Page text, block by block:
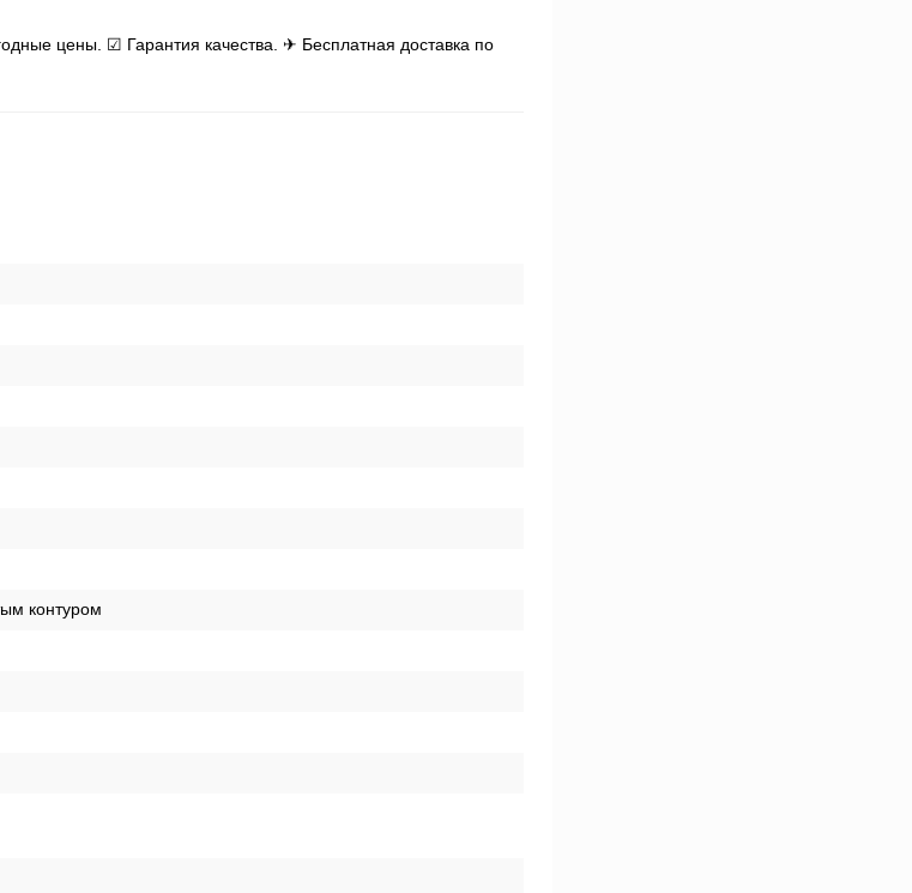
цены. ☑ Гарантия качества. ✈ Бесплатная доставка по
контуром